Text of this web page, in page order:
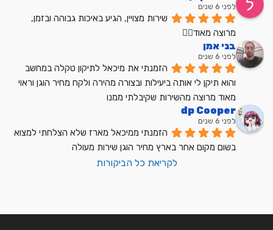
לפני 6 שנים
מרוצה מאוד👍🏼
בני אמן
לפני 6 שנים
מאוד מרוצה מהשירות שקיבלתי ממנו
dp Cooper
לפני 6 שנים
בשום מקום אחר בארץ מחיר הוגן שירות מעולה
לקריאת כל הביקורות